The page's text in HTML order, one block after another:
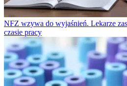
NFZ wzywa do wyjaśnień. Lekarze
czasie pracy